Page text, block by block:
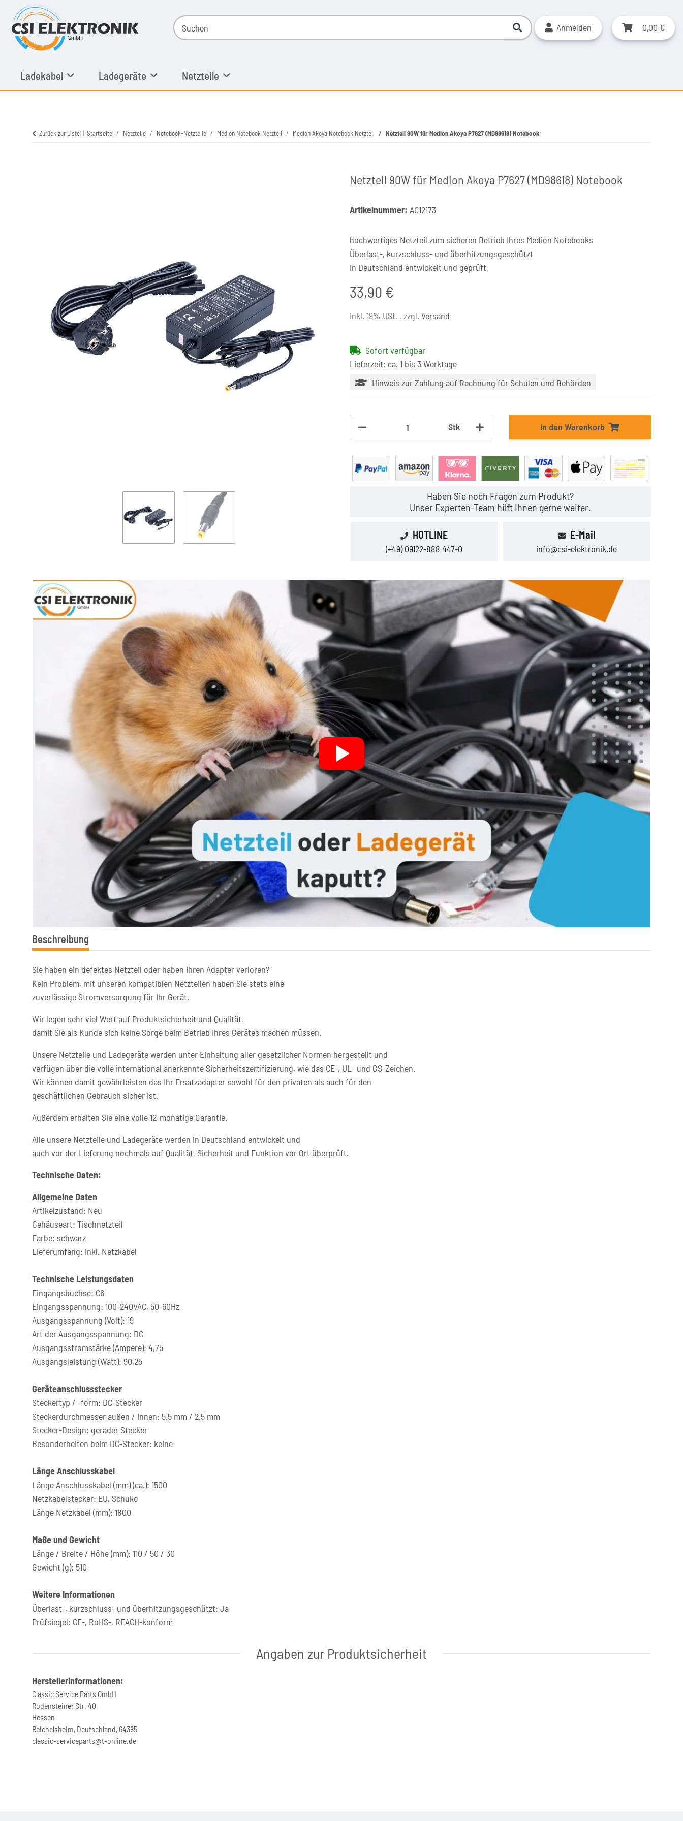
Anmelden 0,00 €
Ladekabel Ladegeräte Netzteile
Zurück zur Liste Startseite Netzteile Notebook-Netzteile Medion Notebook Netzteil Medion Akoya Notebook Netzteil Netzteil 90W für Medion Akoya P7627 (MD98618) Notebook
Netzteil 90W für Medion Akoya P7627 (MD98618) Notebook
Artikelnummer: AC12173
hochwertiges Netzteil zum sicheren Betrieb Ihres Medion Notebooks
Überlast-, kurzschluss- und überhitzungsgeschützt
in Deutschland entwickelt und geprüft
33,90 €
inkl. 19% USt. , zzgl. Versand
Sofort verfügbar
Lieferzeit: ca. 1 bis 3 Werktage
Hinweis zur Zahlung auf Rechnung für Schulen und Behörden
Stk In den Warenkorb
Haben Sie noch Fragen zum Produkt?
Unser Experten-Team hilft Ihnen gerne weiter.
HOTLINE
(+49) 09122-888 447-0
E-Mail
info@csi-elektronik.de
Beschreibung
Sie haben ein defektes Netzteil oder haben Ihren Adapter verloren?
Kein Problem, mit unseren kompatiblen Netzteilen haben Sie stets eine
zuverlässige Stromversorgung für Ihr Gerät.
Wir legen sehr viel Wert auf Produktsicherheit und Qualität,
damit Sie als Kunde sich keine Sorge beim Betrieb Ihres Gerätes machen müssen.
Unsere Netzteile und Ladegeräte werden unter Einhaltung aller gesetzlicher Normen hergestellt und
verfügen über die volle international anerkannte Sicherheitszertifizierung, wie das CE-, UL- und GS-Zeichen.
Wir können damit gewährleisten das Ihr Ersatzadapter sowohl für den privaten als auch für den
geschäftlichen Gebrauch sicher ist.
Außerdem erhalten Sie eine volle 12-monatige Garantie.
Alle unsere Netzteile und Ladegeräte werden in Deutschland entwickelt und
auch vor der Lieferung nochmals auf Qualität, Sicherheit und Funktion vor Ort überprüft.
Technische Daten:
Allgemeine Daten
Artikelzustand: Neu
Gehäuseart: Tischnetzteil
Farbe: schwarz
Lieferumfang: inkl. Netzkabel
Technische Leistungsdaten
Eingangsbuchse: C6
Eingangsspannung: 100-240VAC, 50-60Hz
Ausgangsspannung (Volt): 19
Art der Ausgangsspannung: DC
Ausgangsstromstärke (Ampere): 4,75
Ausgangsleistung (Watt): 90,25
Geräteanschlussstecker
Steckertyp / -form: DC-Stecker
Steckerdurchmesser außen / innen: 5.5 mm / 2.5 mm
Stecker-Design: gerader Stecker
Besonderheiten beim DC-Stecker: keine
Länge Anschlusskabel
Länge Anschlusskabel (mm) (ca.): 1500
Netzkabelstecker: EU, Schuko
Länge Netzkabel (mm): 1800
Maße und Gewicht
Länge / Breite / Höhe (mm): 110 / 50 / 30
Gewicht (g): 510
Weitere Informationen
Überlast-, kurzschluss- und überhitzungsgeschützt: Ja
Prüfsiegel: CE-, RoHS-, REACH-konform
Angaben zur Produktsicherheit
Herstellerinformationen:
Classic Service Parts GmbH
Rodensteiner Str. 40
Hessen
Reichelsheim, Deutschland, 64385
classic-serviceparts@t-online.de